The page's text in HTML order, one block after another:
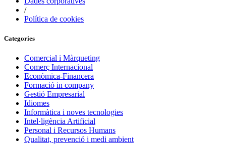
/
Política de cookies
Categories
Comercial i Màrqueting
Comerç Internacional
Econòmica-Financera
Formació in company
Gestió Empresarial
Idiomes
Informàtica i noves tecnologies
Intel·ligència Artificial
Personal i Recursos Humans
Qualitat, prevenció i medi ambient